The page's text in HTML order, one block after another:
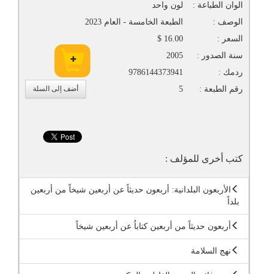
أضف إلى السلة
الوان الطباعة :
لون واحد
الوصف :
الطبعة الخامسة - العام 2023
السعر :
16.00 $
سنة الصدور :
2005
ردمك :
9786144373941
رقم الطبعة :
5
كتب أخرى للمؤلف :
الأربعون البلدانية: أربعون حديثاً عن أربعين شيخاً من أربعين
بلداً
أربعون حديثاً من أربعين كتاباُ عن أربعين شيخاً
نهج السلامة